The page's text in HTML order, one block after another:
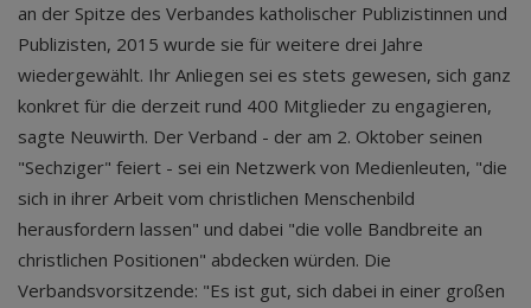
an der Spitze des Verbandes katholischer Publizistinnen und
Publizisten, 2015 wurde sie für weitere drei Jahre
wiedergewählt. Ihr Anliegen sei es stets gewesen, sich ganz
konkret für die derzeit rund 400 Mitglieder zu engagieren,
sagte Neuwirth. Der Verband - der am 2. Oktober seinen
"Sechziger" feiert - sei ein Netzwerk von Medienleuten, "die
sich in ihrer Arbeit vom christlichen Menschenbild
herausfordern lassen" und dabei "die volle Bandbreite an
christlichen Positionen" abdecken würden. Die
Verbandsvorsitzende: "Es ist gut, sich dabei in einer großen